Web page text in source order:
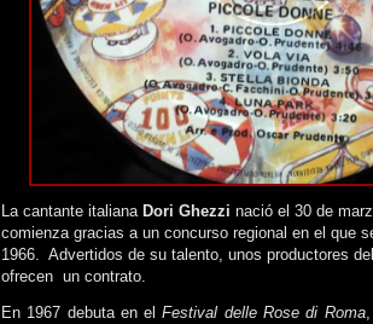
La cantante italiana Dori Ghezzi nació el 30 de
comienza gracias a un concurso regional en el que
1966. Advertidos de su talento, unos productores
ofrecen un contrato.
En 1967 debuta en elFestival delle Rose di Roma,